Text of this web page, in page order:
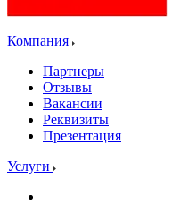
Компания
Партнеры
Отзывы
Вакансии
Реквизиты
Презентация
Услуги